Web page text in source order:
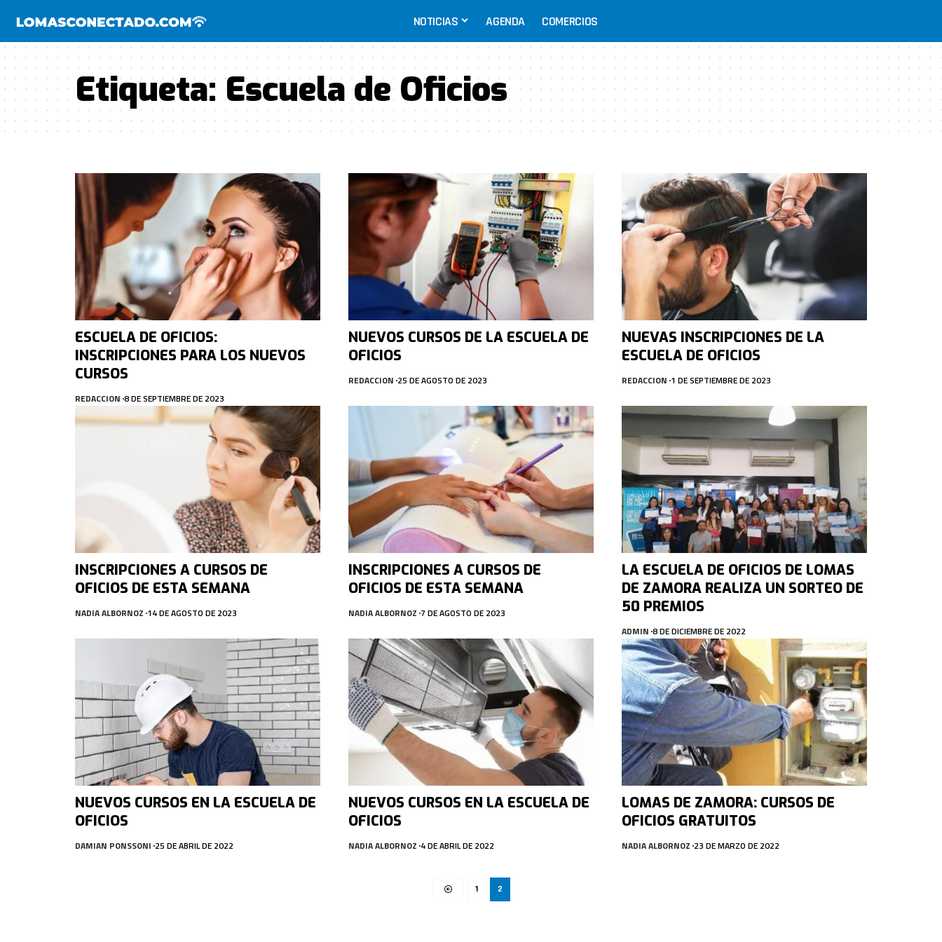
NOTICIAS AGENDA COMERCIOS
Etiqueta: Escuela de Oficios
ESCUELA DE OFICIOS:
INSCRIPCIONES PARA LOS NUEVOS
CURSOS
REDACCION 8 DE SEPTIEMBRE DE 2023
NUEVOS CURSOS DE LA ESCUELA DE
OFICIOS
REDACCION 25 DE AGOSTO DE 2023
NUEVAS INSCRIPCIONES DE LA
ESCUELA DE OFICIOS
REDACCION 1 DE SEPTIEMBRE DE 2023
INSCRIPCIONES A CURSOS DE
OFICIOS DE ESTA SEMANA
NADIA ALBORNOZ 14 DE AGOSTO DE 2023
INSCRIPCIONES A CURSOS DE
OFICIOS DE ESTA SEMANA
NADIA ALBORNOZ 7 DE AGOSTO DE 2023
LA ESCUELA DE OFICIOS DE LOMAS
DE ZAMORA REALIZA UN SORTEO DE
50 PREMIOS
ADMIN 8 DE DICIEMBRE DE 2022
NUEVOS CURSOS EN LA ESCUELA DE
OFICIOS
DAMIAN PONSSONI 25 DE ABRIL DE 2022
NUEVOS CURSOS EN LA ESCUELA DE
OFICIOS
NADIA ALBORNOZ 4 DE ABRIL DE 2022
LOMAS DE ZAMORA: CURSOS DE
OFICIOS GRATUITOS
NADIA ALBORNOZ 23 DE MARZO DE 2022
1 2